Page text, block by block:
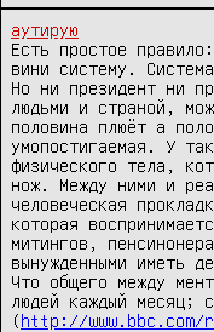
аутирую
Есть простое
вини систему.
Но ни президент ни
людьми и страной,
половина плюёт а
умопостигаемая. У
физического тела,
нож. Между ними и
человеческая
которая
митингов,
вынужденными иметь
Что общего между
людей каждый месяц;
(http://www.bbc.com/